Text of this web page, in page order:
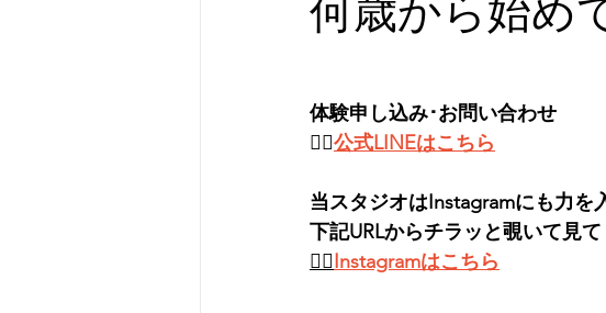
体験申し込み･お問い合わせ
👉🏻公式LINEはこちら
当スタジオはInstagramにも力を
下記URLからチラッと覗いて見
👉🏻Instagramはこちら